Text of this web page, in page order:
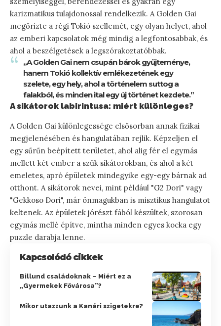
karizmatikus tulajdonossal rendelkezik. A Golden Gai
megőrizte a régi Tokió szellemét, egy olyan helyet, ahol
az emberi kapcsolatok még mindig a legfontosabbak, és
ahol a beszélgetések a legszórakoztatóbbak.
„A Golden Gai nem csupán bárok gyűjteménye,
hanem Tokió kollektív emlékezetének egy
szelete, egy hely, ahol a történelem suttog a
falakból, és minden ital egy új történet kezdete.”
A sikátorok labirintusa: miért különleges?
A Golden Gai különlegessége elsősorban annak fizikai
megjelenésében és hangulatában rejlik. Képzeljen el
egy sűrűn beépített területet, ahol alig fér el egymás
mellett két ember a szűk sikátorokban, és ahol a két
emeletes, apró épületek mindegyike egy-egy bárnak ad
otthont. A sikátorok nevei, mint például "G2 Dori" vagy
"Gekkoso Dori", már önmagukban is misztikus hangulatot
keltenek. Az épületek jórészt fából készültek, szorosan
egymás mellé építve, mintha minden egyes kocka egy
puzzle darabja lenne.
Kapcsolódó cikkek
Billund családoknak – Miért ez a
„Gyermekek Fővárosa”?
Mikor utazzunk a Kanári szigetekre?